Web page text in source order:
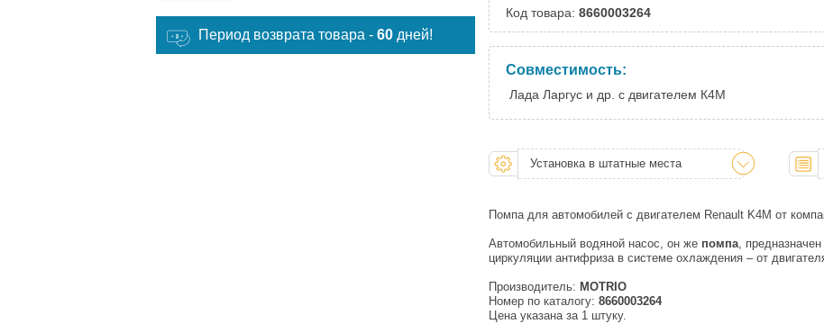
Период возврата товара - 60 дней!
Челябинск:
Код товара: 8660003264
Совместимость:
Лада Ларгус и др. с двигателем К4М
Установка в штатные места
Помпа для автомобилей с двигателем Renault K4M от
Автомобильный водяной насос, он же помпа,
циркуляции антифриза в системе охлаждения – от
Производитель: MOTRIO
Номер по каталогу: 8660003264
Цена указана за 1 штуку.